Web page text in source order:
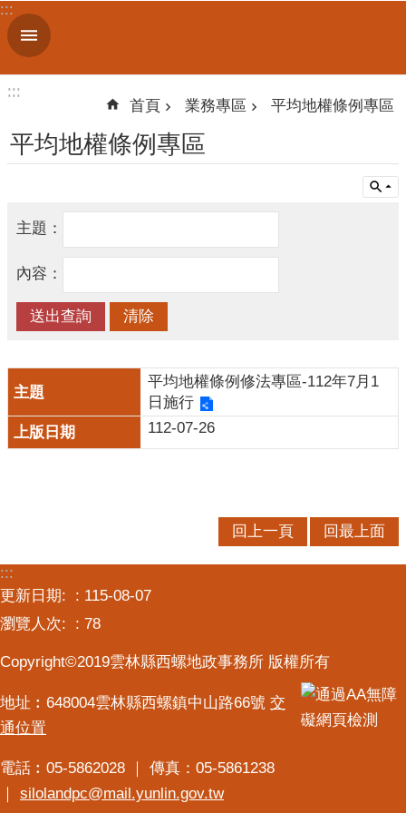
跳到主要內容區塊
進
階
我
訊
息
公
線
上
服
務
開
資
務
專
民
意
:::
:::
:::
首頁 業務專區 平均地權條例專區
平均地權條例專區
主題：
內容：
平均地權條例修法專區-112年7月1
日施行
112-07-26
回上一頁 回最上面
:::
更新日期:
115-08-07
瀏覽人次:
78
Copyright©2019雲林縣西螺地政事務所 版權所有
地址︰648004雲林縣西螺鎮中山路66號 交
通位置
電話︰05-5862028 ｜ 傳真：05-5861238
silolandpc@mail.yunlin.gov.tw